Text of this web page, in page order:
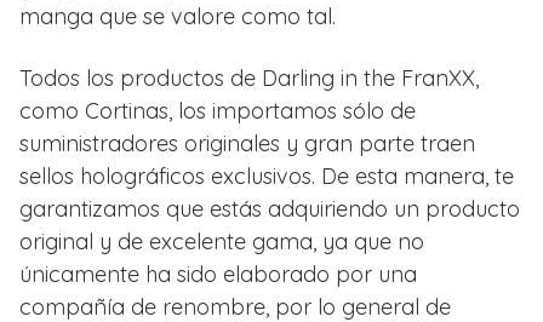
manga que se valore como tal.
Todos los productos de Darling in the FranXX,
como Cortinas, los importamos sólo de
suministradores originales y gran parte traen
sellos holográficos exclusivos. De esta manera, te
garantizamos que estás adquiriendo un producto
original y de excelente gama, ya que no
únicamente ha sido elaborado por una
compañía de renombre, por lo general de